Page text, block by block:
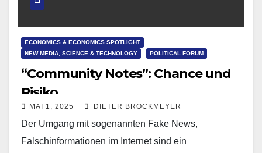
ECONOMICS & ECONOMICS SPOTLIGHT
NEW MEDIA, SCIENCE & TECHNOLOGY
POLITICAL FORUM
“Community Notes”: Chance und
Risiko
MAI 1, 2025 DIETER BROCKMEYER
Der Umgang mit sogenannten Fake News,
Falschinformationen im Internet sind ein